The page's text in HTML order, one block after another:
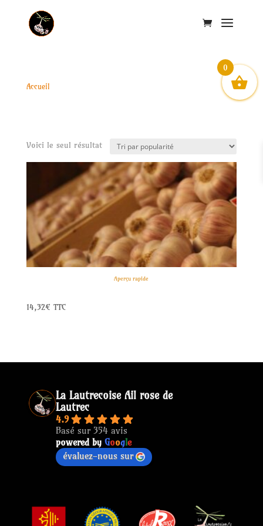
Accueil
Voici le seul résultat
Aperçu rapide
14,32€ TTC
La Lautrecoise Ail rose de
Lautrec
4.9
Basé sur 354 avis
powered by Google
évaluez-nous sur
0